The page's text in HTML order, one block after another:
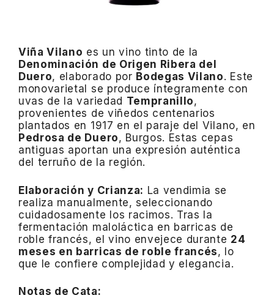
Viña Vilano es un vino tinto de la
Denominación de Origen Ribera del
Duero, elaborado por Bodegas Vilano. Este
monovarietal se produce íntegramente con
uvas de la variedad Tempranillo,
provenientes de viñedos centenarios
plantados en 1917 en el paraje del Vilano, en
Pedrosa de Duero, Burgos. Estas cepas
antiguas aportan una expresión auténtica
del terruño de la región.
Elaboración y Crianza: La vendimia se
realiza manualmente, seleccionando
cuidadosamente los racimos. Tras la
fermentación maloláctica en barricas de
roble francés, el vino envejece durante 24
meses en barricas de roble francés, lo
que le confiere complejidad y elegancia.
Notas de Cata: